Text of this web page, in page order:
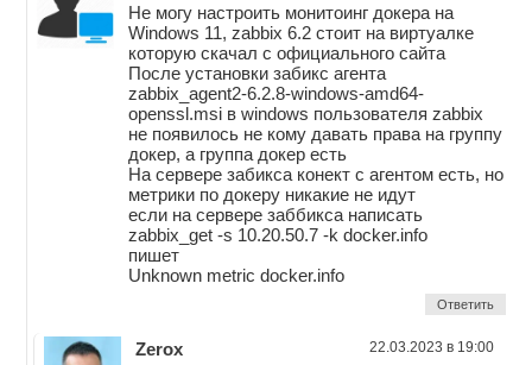
Не могу настроить монитоинг докера на
Windows 11, zabbix 6.2 стоит на виртуалке
которую скачал с официального сайта
После установки забикс агента
zabbix_agent2-6.2.8-windows-amd64-
openssl.msi в windows пользователя zabbix
не появилось не кому давать права на группу
докер, а группа докер есть
На сервере забикса конект с агентом есть, но
метрики по докеру никакие не идут
если на сервере заббикса написать
zabbix_get -s 10.20.50.7 -k docker.info
пишет
Unknown metric docker.info
Ответить
Zerox 22.03.2023 в 19:00